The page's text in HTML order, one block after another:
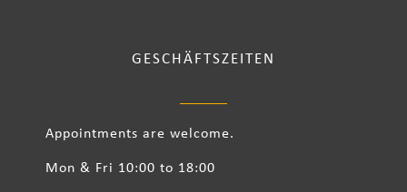
GESCHÄFTSZEITEN
Appointments are welcome.
Mon & Fri 10:00 to 18:00